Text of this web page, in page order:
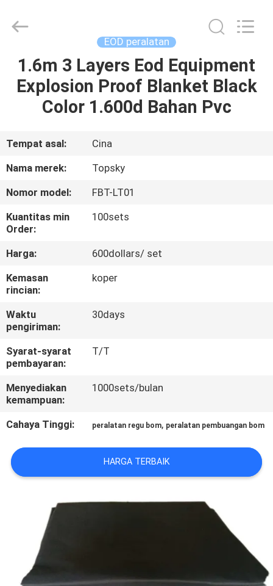
RUMAH
PRODUK
TENTANG
KAMI
TUR
PABRIK
KONTROL
KUALITAS
HUBUNGI
KAMI
PERMINTAAN
PENAWARAN
PRIVACY
POLICY
Century Holding Co.,Ltd.
EOD peralatan
1.6m 3 Layers Eod Equipment
Explosion Proof Blanket Black
Color 1.600d Bahan Pvc
Tempat asal:
Cina
Nama merek:
Topsky
Nomor model:
FBT-LT01
Kuantitas min
Order:
100sets
Harga:
600dollars/ set
Kemasan
rincian:
koper
Waktu
pengiriman:
30days
Syarat-syarat
pembayaran:
T/T
Menyediakan
kemampuan:
1000sets/bulan
Cahaya Tinggi: peralatan regu bom, peralatan pembuangan bom
HARGA TERBAIK